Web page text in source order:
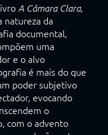
A Câmara Clara,
natureza da
documental,
uma
e o alvo
é mais do que
poder subjetivo
evocando
o
com o advento